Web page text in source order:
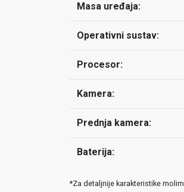
Masa uređaja:
Operativni sustav:
Procesor:
Kamera:
Prednja kamera:
Baterija:
*Za detaljnije karakteristike